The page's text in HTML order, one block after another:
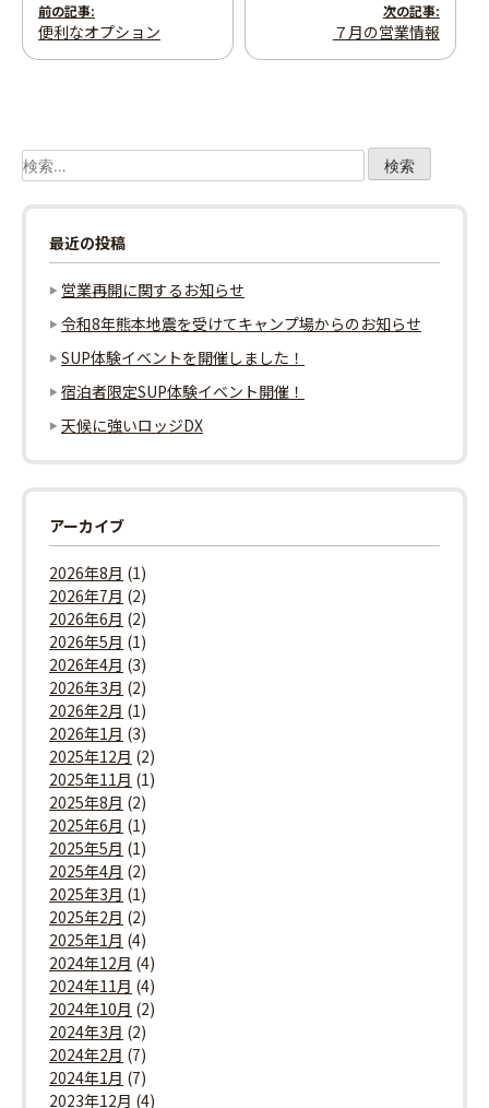
稿
ビ
ゲ
ー
シ
ョ
ン
前の記事:
便利なオプション
次の記事:
７月の営業情報
検
索:
最近の投稿
営業再開に関するお知らせ
令和8年熊本地震を受けてキャンプ場からのお知らせ
SUP体験イベントを開催しました！
宿泊者限定SUP体験イベント開催！
天候に強いロッジDX
アーカイブ
2026年8月 (1)
2026年7月 (2)
2026年6月 (2)
2026年5月 (1)
2026年4月 (3)
2026年3月 (2)
2026年2月 (1)
2026年1月 (3)
2025年12月 (2)
2025年11月 (1)
2025年8月 (2)
2025年6月 (1)
2025年5月 (1)
2025年4月 (2)
2025年3月 (1)
2025年2月 (2)
2025年1月 (4)
2024年12月 (4)
2024年11月 (4)
2024年10月 (2)
2024年3月 (2)
2024年2月 (7)
2024年1月 (7)
2023年12月 (4)